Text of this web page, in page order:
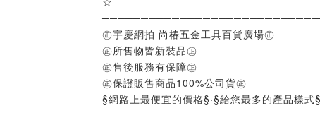
㊣宇慶網拍 尚椿五金工具百貨廣場㊣
㊣所售物皆新裝品㊣
㊣售後服務有保障㊣
㊣保證販售商品100%公司貨㊣
§網路上最便宜的價格§‧§給您最多的產品樣式§